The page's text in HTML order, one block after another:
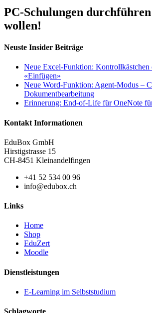
PC-Schulungen
wollen!
Neuste Insider Beiträge
Neue Excel‑Funktion:
«Einfügen»
Neue Word-Funktion: Agent‑Modus –
Dokumentbearbeitung
Erinnerung: End-of-Life für OneNote
Kontakt Informationen
EduBox GmbH
Hirstigstrasse 15
CH-8451 Kleinandelfingen
+41 52 534 00 96
info@edubox.ch
Links
Home
Shop
EduZert
Moodle
Dienstleistungen
E-Learning im Selbststudium